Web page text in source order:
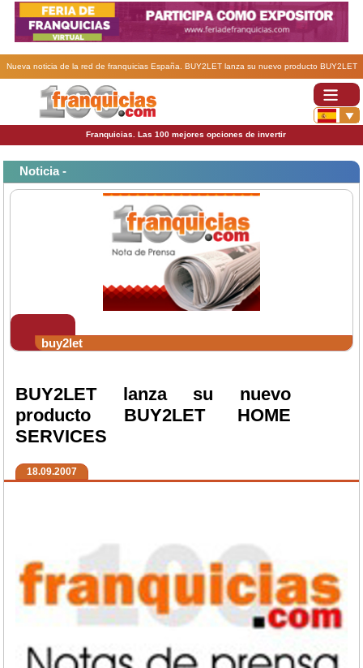
Nueva noticia de la red de franquicias España. BUY2LET lanza su nuevo producto BUY2LET
Franquicias. Las 100 mejores opciones de invertir
Noticia -
buy2let
BUY2LET lanza su nuevo
producto BUY2LET HOME
SERVICES
18.09.2007